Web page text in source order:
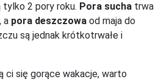
tylko 2 pory roku. Pora sucha trwa
a pora deszczowa od maja do
są jednak krótkotrwałe i
ci się gorące wakacje, warto